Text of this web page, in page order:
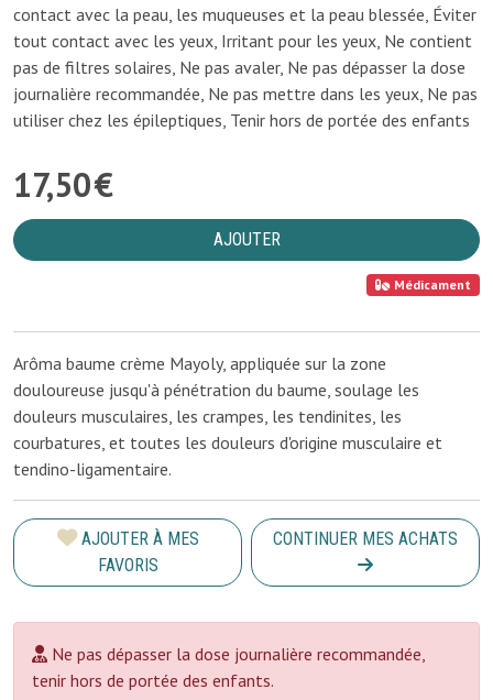
contact avec la peau, les muqueuses et la peau blessée, Éviter
tout contact avec les yeux, Irritant pour les yeux, Ne contient
pas de filtres solaires, Ne pas avaler, Ne pas dépasser la dose
journalière recommandée, Ne pas mettre dans les yeux, Ne pas
utiliser chez les épileptiques, Tenir hors de portée des enfants
17,50€
AJOUTER
Médicament
Arôma baume crème Mayoly, appliquée sur la zone
douloureuse jusqu'à pénétration du baume, soulage les
douleurs musculaires, les crampes, les tendinites, les
courbatures, et toutes les douleurs d'origine musculaire et
tendino-ligamentaire.
AJOUTER À MES
FAVORIS
CONTINUER MES ACHATS
Ne pas dépasser la dose journalière recommandée,
tenir hors de portée des enfants.